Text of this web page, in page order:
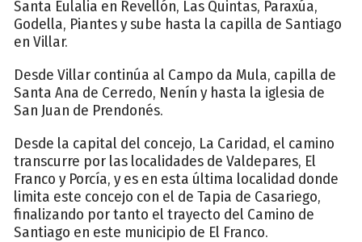
Santa Eulalia en Revellón, Las Quintas, Paraxúa,
Godella, Piantes y sube hasta la capilla de Santiago
en Villar.
Desde Villar continúa al Campo da Mula, capilla de
Santa Ana de Cerredo, Nenín y hasta la iglesia de
San Juan de Prendonés.
Desde la capital del concejo, La Caridad, el camino
transcurre por las localidades de Valdepares, El
Franco y Porcía, y es en esta última localidad donde
limita este concejo con el de Tapia de Casariego,
finalizando por tanto el trayecto del Camino de
Santiago en este municipio de El Franco.